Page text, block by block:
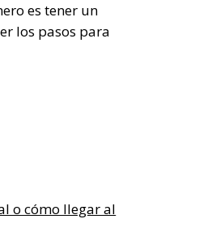
es tener un
los pasos para
o cómo llegar al